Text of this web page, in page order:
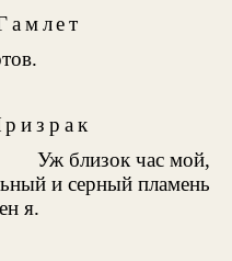
Уж близок час мой,
и серный пламень
я.